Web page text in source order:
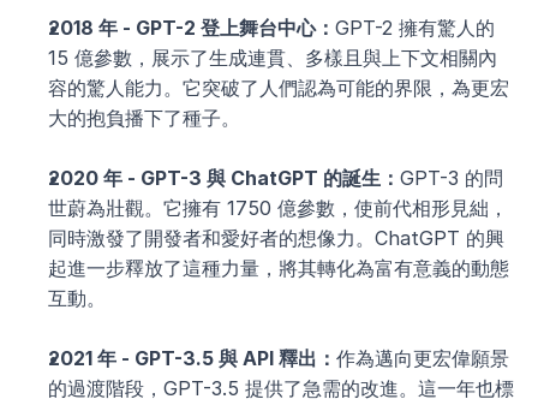
2018 年 - GPT-2 登上舞台中心： GPT-2 擁有驚人的
15 億參數，展示了生成連貫、多樣且與上下文相關內
容的驚人能力。它突破了人們認為可能的界限，為更宏
大的抱負播下了種子。
2020 年 - GPT-3 與 ChatGPT 的誕生： GPT-3 的問
世蔚為壯觀。它擁有 1750 億參數，使前代相形見絀，
同時激發了開發者和愛好者的想像力。ChatGPT 的興
起進一步釋放了這種力量，將其轉化為富有意義的動態
互動。
2021 年 - GPT-3.5 與 API 釋出： 作為邁向更宏偉願景
的過渡階段，GPT-3.5 提供了急需的改進。這一年也標